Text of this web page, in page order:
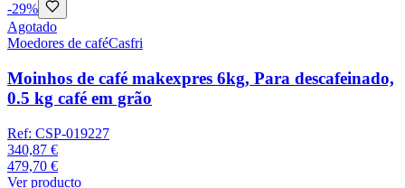
-29%
Agotado
Moedores de caféCasfri
Moinhos de café makexpres 6kg, Para descafeinado,
0.5 kg café em grão
Ref: CSP-019227
340,87 €
479,70 €
Ver producto